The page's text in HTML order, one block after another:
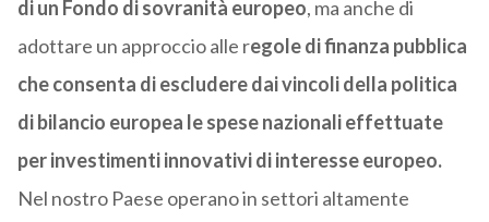
di un Fondo di sovranità europeo, ma anche di
adottare un approccio alle regole di finanza pubblica
che consenta di escludere dai vincoli della politica
di bilancio europea le spese nazionali effettuate
per investimenti innovativi di interesse europeo.
Nel nostro Paese operano in settori altamente